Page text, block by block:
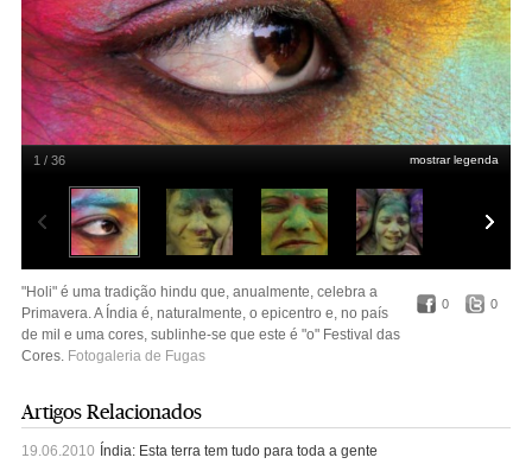
mostrar legenda
1 / 36
0 0
"Holi" é uma tradição hindu que, anualmente, celebra a
Primavera. A Índia é, naturalmente, o epicentro e, no país
de mil e uma cores, sublinhe-se que este é "o" Festival das
Cores. Fotogaleria de Fugas
Artigos Relacionados
19.06.2010 Índia: Esta terra tem tudo para toda a gente